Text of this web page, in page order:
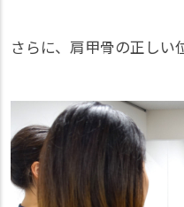
さらに、肩甲骨の正しい